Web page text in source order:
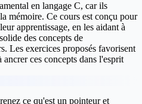
en langage C, car ils
mémoire. Ce cours est conçu pour
apprentissage, en les aidant à
des concepts de
Les exercices proposés favorisent
ces concepts dans l'esprit
ce qu'est un pointeur et